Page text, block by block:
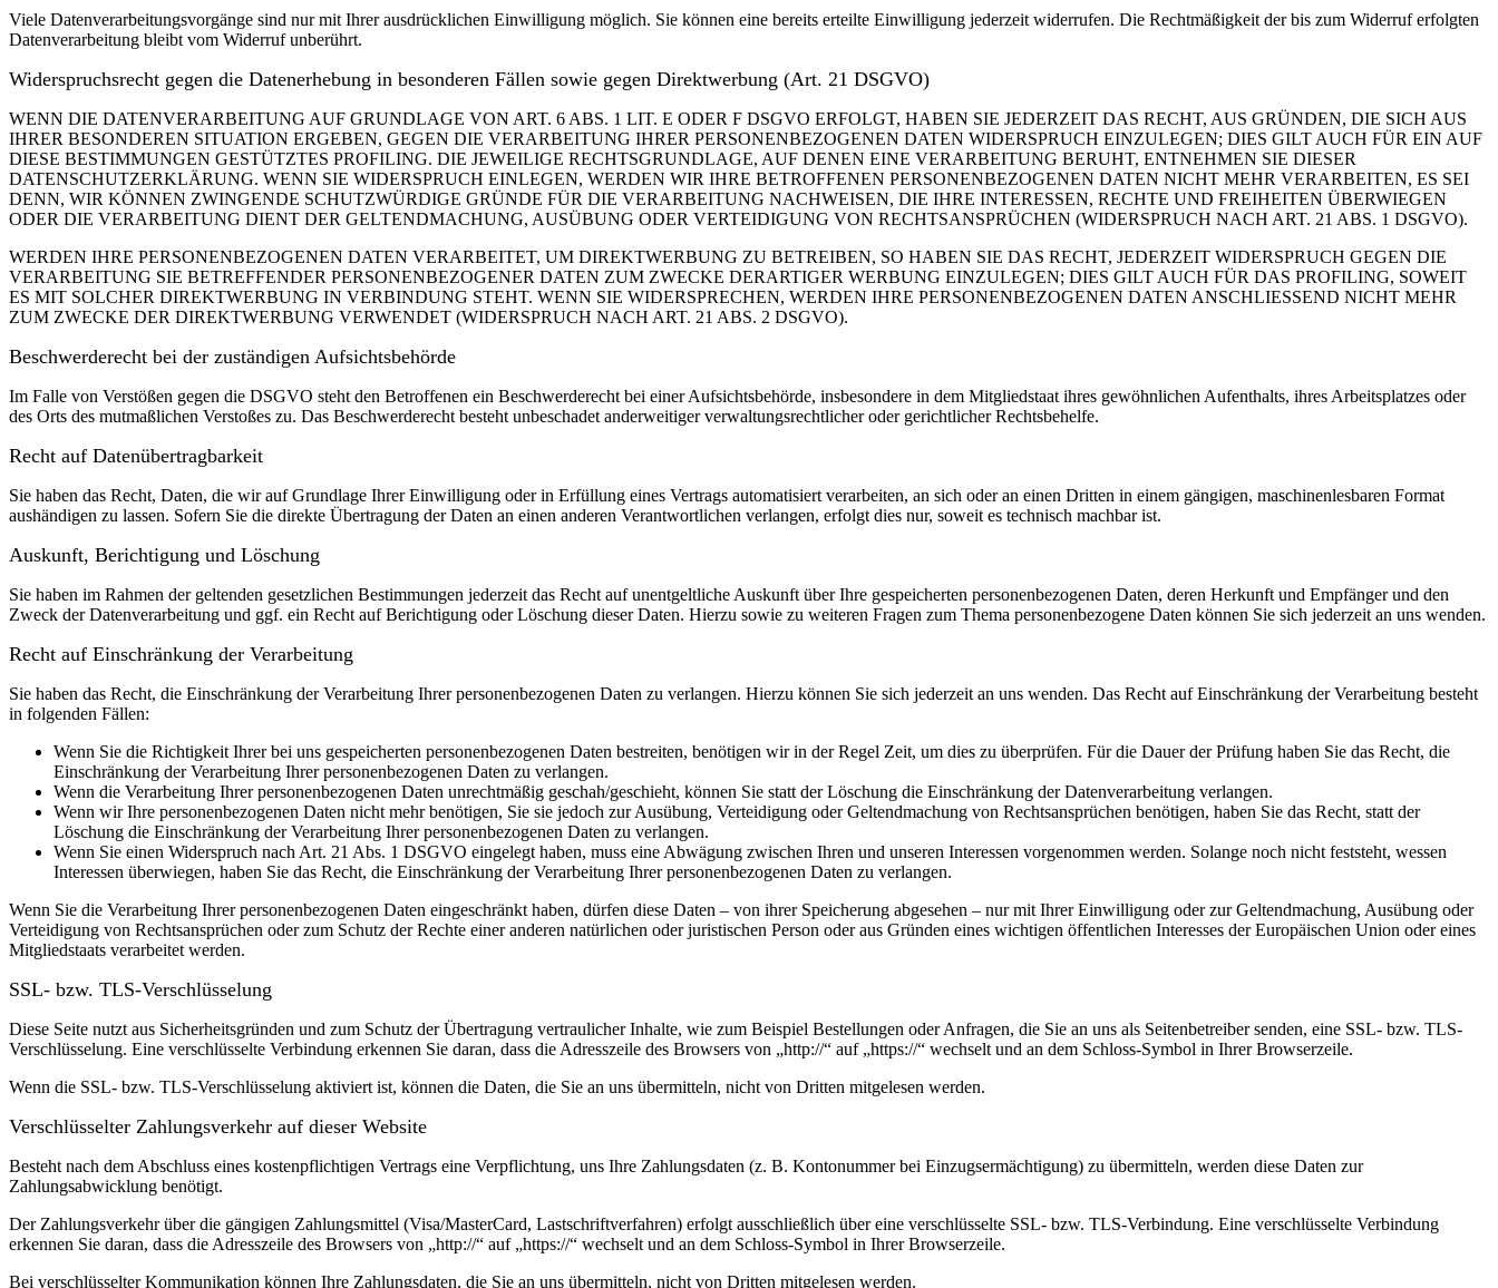
Viele Datenverarbeitungsvorgänge sind nur mit Ihrer ausdrücklichen Einwilligung möglich. Sie können eine bereits erteilte Einwilligung jederzeit widerrufen. Die Rechtmäßigkeit der bis zum Widerruf erfolgten
Datenverarbeitung bleibt vom Widerruf unberührt.
Widerspruchsrecht gegen die Datenerhebung in besonderen Fällen sowie gegen Direktwerbung (Art. 21 DSGVO)
WENN DIE DATENVERARBEITUNG AUF GRUNDLAGE VON ART. 6 ABS. 1 LIT. E ODER F DSGVO ERFOLGT, HABEN SIE JEDERZEIT DAS RECHT, AUS GRÜNDEN, DIE SICH AUS
IHRER BESONDEREN SITUATION ERGEBEN, GEGEN DIE VERARBEITUNG IHRER PERSONENBEZOGENEN DATEN WIDERSPRUCH EINZULEGEN; DIES GILT AUCH FÜR EIN AUF
DIESE BESTIMMUNGEN GESTÜTZTES PROFILING. DIE JEWEILIGE RECHTSGRUNDLAGE, AUF DENEN EINE VERARBEITUNG BERUHT, ENTNEHMEN SIE DIESER
DATENSCHUTZERKLÄRUNG. WENN SIE WIDERSPRUCH EINLEGEN, WERDEN WIR IHRE BETROFFENEN PERSONENBEZOGENEN DATEN NICHT MEHR VERARBEITEN, ES SEI
DENN, WIR KÖNNEN ZWINGENDE SCHUTZWÜRDIGE GRÜNDE FÜR DIE VERARBEITUNG NACHWEISEN, DIE IHRE INTERESSEN, RECHTE UND FREIHEITEN ÜBERWIEGEN
ODER DIE VERARBEITUNG DIENT DER GELTENDMACHUNG, AUSÜBUNG ODER VERTEIDIGUNG VON RECHTSANSPRÜCHEN (WIDERSPRUCH NACH ART. 21 ABS. 1 DSGVO).
WERDEN IHRE PERSONENBEZOGENEN DATEN VERARBEITET, UM DIREKTWERBUNG ZU BETREIBEN, SO HABEN SIE DAS RECHT, JEDERZEIT WIDERSPRUCH GEGEN DIE
VERARBEITUNG SIE BETREFFENDER PERSONENBEZOGENER DATEN ZUM ZWECKE DERARTIGER WERBUNG EINZULEGEN; DIES GILT AUCH FÜR DAS PROFILING, SOWEIT
ES MIT SOLCHER DIREKTWERBUNG IN VERBINDUNG STEHT. WENN SIE WIDERSPRECHEN, WERDEN IHRE PERSONENBEZOGENEN DATEN ANSCHLIESSEND NICHT MEHR
ZUM ZWECKE DER DIREKTWERBUNG VERWENDET (WIDERSPRUCH NACH ART. 21 ABS. 2 DSGVO).
Beschwerde­recht bei der zuständigen Aufsichts­behörde
Im Falle von Verstößen gegen die DSGVO steht den Betroffenen ein Beschwerderecht bei einer Aufsichtsbehörde, insbesondere in dem Mitgliedstaat ihres gewöhnlichen Aufenthalts, ihres Arbeitsplatzes oder
des Orts des mutmaßlichen Verstoßes zu. Das Beschwerderecht besteht unbeschadet anderweitiger verwaltungsrechtlicher oder gerichtlicher Rechtsbehelfe.
Recht auf Daten­übertrag­barkeit
Sie haben das Recht, Daten, die wir auf Grundlage Ihrer Einwilligung oder in Erfüllung eines Vertrags automatisiert verarbeiten, an sich oder an einen Dritten in einem gängigen, maschinenlesbaren Format
aushändigen zu lassen. Sofern Sie die direkte Übertragung der Daten an einen anderen Verantwortlichen verlangen, erfolgt dies nur, soweit es technisch machbar ist.
Auskunft, Berichtigung und Löschung
Sie haben im Rahmen der geltenden gesetzlichen Bestimmungen jederzeit das Recht auf unentgeltliche Auskunft über Ihre gespeicherten personenbezogenen Daten, deren Herkunft und Empfänger und den
Zweck der Datenverarbeitung und ggf. ein Recht auf Berichtigung oder Löschung dieser Daten. Hierzu sowie zu weiteren Fragen zum Thema personenbezogene Daten können Sie sich jederzeit an uns wenden.
Recht auf Einschränkung der Verarbeitung
Sie haben das Recht, die Einschränkung der Verarbeitung Ihrer personenbezogenen Daten zu verlangen. Hierzu können Sie sich jederzeit an uns wenden. Das Recht auf Einschränkung der Verarbeitung besteht
in folgenden Fällen:
Wenn Sie die Richtigkeit Ihrer bei uns gespeicherten personenbezogenen Daten bestreiten, benötigen wir in der Regel Zeit, um dies zu überprüfen. Für die Dauer der Prüfung haben Sie das Recht, die
Einschränkung der Verarbeitung Ihrer personenbezogenen Daten zu verlangen.
Wenn die Verarbeitung Ihrer personenbezogenen Daten unrechtmäßig geschah/geschieht, können Sie statt der Löschung die Einschränkung der Datenverarbeitung verlangen.
Wenn wir Ihre personenbezogenen Daten nicht mehr benötigen, Sie sie jedoch zur Ausübung, Verteidigung oder Geltendmachung von Rechtsansprüchen benötigen, haben Sie das Recht, statt der
Löschung die Einschränkung der Verarbeitung Ihrer personenbezogenen Daten zu verlangen.
Wenn Sie einen Widerspruch nach Art. 21 Abs. 1 DSGVO eingelegt haben, muss eine Abwägung zwischen Ihren und unseren Interessen vorgenommen werden. Solange noch nicht feststeht, wessen
Interessen überwiegen, haben Sie das Recht, die Einschränkung der Verarbeitung Ihrer personenbezogenen Daten zu verlangen.
Wenn Sie die Verarbeitung Ihrer personenbezogenen Daten eingeschränkt haben, dürfen diese Daten – von ihrer Speicherung abgesehen – nur mit Ihrer Einwilligung oder zur Geltendmachung, Ausübung oder
Verteidigung von Rechtsansprüchen oder zum Schutz der Rechte einer anderen natürlichen oder juristischen Person oder aus Gründen eines wichtigen öffentlichen Interesses der Europäischen Union oder eines
Mitgliedstaats verarbeitet werden.
SSL- bzw. TLS-Verschlüsselung
Diese Seite nutzt aus Sicherheitsgründen und zum Schutz der Übertragung vertraulicher Inhalte, wie zum Beispiel Bestellungen oder Anfragen, die Sie an uns als Seitenbetreiber senden, eine SSL- bzw. TLS-
Verschlüsselung. Eine verschlüsselte Verbindung erkennen Sie daran, dass die Adresszeile des Browsers von „http://“ auf „https://“ wechselt und an dem Schloss-Symbol in Ihrer Browserzeile.
Wenn die SSL- bzw. TLS-Verschlüsselung aktiviert ist, können die Daten, die Sie an uns übermitteln, nicht von Dritten mitgelesen werden.
Verschlüsselter Zahlungsverkehr auf dieser Website
Besteht nach dem Abschluss eines kostenpflichtigen Vertrags eine Verpflichtung, uns Ihre Zahlungsdaten (z. B. Kontonummer bei Einzugsermächtigung) zu übermitteln, werden diese Daten zur
Zahlungsabwicklung benötigt.
Der Zahlungsverkehr über die gängigen Zahlungsmittel (Visa/MasterCard, Lastschriftverfahren) erfolgt ausschließlich über eine verschlüsselte SSL- bzw. TLS-Verbindung. Eine verschlüsselte Verbindung
erkennen Sie daran, dass die Adresszeile des Browsers von „http://“ auf „https://“ wechselt und an dem Schloss-Symbol in Ihrer Browserzeile.
Bei verschlüsselter Kommunikation können Ihre Zahlungsdaten, die Sie an uns übermitteln, nicht von Dritten mitgelesen werden.